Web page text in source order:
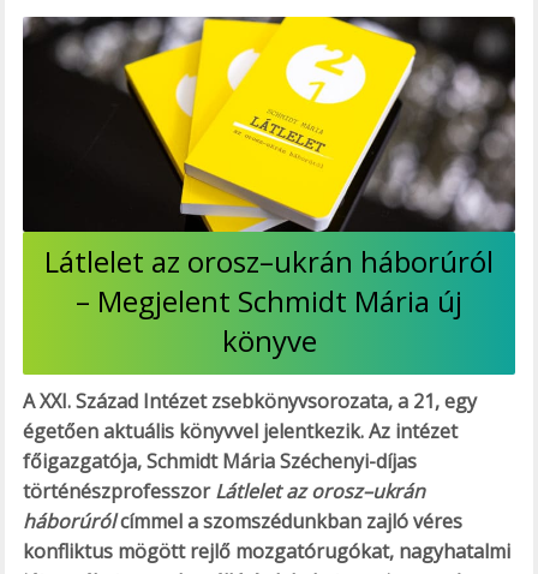
Látlelet az orosz–ukrán háborúról
– Megjelent Schmidt Mária új
könyve
A XXI. Század Intézet zsebkönyvsorozata, a 21, egy
égetően aktuális könyvvel jelentkezik. Az intézet
főigazgatója, Schmidt Mária Széchenyi-díjas
történészprofesszorLátlelet az orosz–ukrán
háborúrólcímmel a szomszédunkban zajló véres
konfliktus mögött rejlő mozgatórugókat, nagyhatalmi